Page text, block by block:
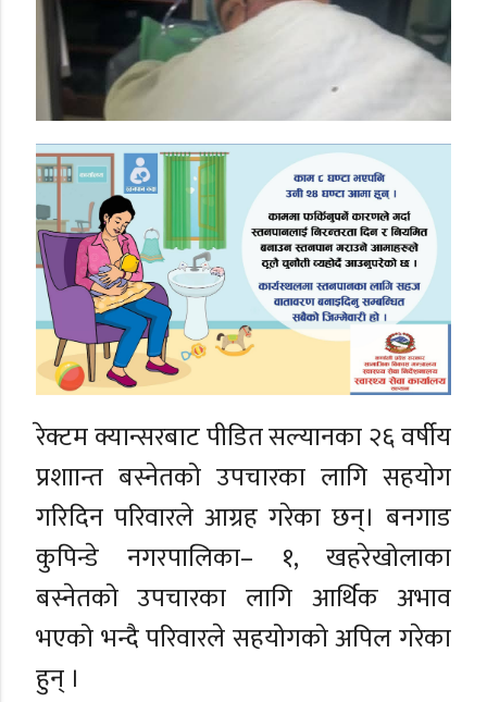
रेक्टम क्यान्सरबाट पीडित सल्यानका २६ वर्षीय
प्रशाान्त बस्नेतको उपचारका लागि सहयोग
गरिदिन परिवारले आग्रह गरेका छन्। बनगाड
कुपिन्डे नगरपालिका– १, खहरेखोलाका
बस्नेतको उपचारका लागि आर्थिक अभाव
भएको भन्दै परिवारले सहयोगको अपिल गरेका
हुन् ।